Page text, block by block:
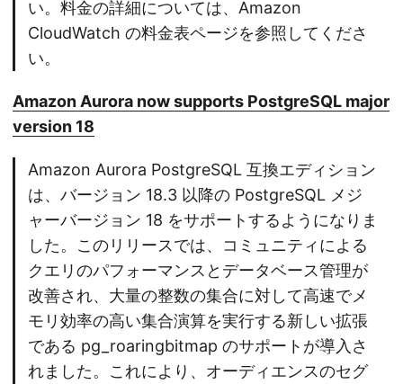
い。料金の詳細については、Amazon
CloudWatch の料金表ページを参照してくださ
い。
Amazon Aurora now supports PostgreSQL major
version 18
Amazon Aurora PostgreSQL 互換エディション
は、バージョン 18.3 以降の PostgreSQL メジ
ャーバージョン 18 をサポートするようになりま
した。このリリースでは、コミュニティによる
クエリのパフォーマンスとデータベース管理が
改善され、大量の整数の集合に対して高速でメ
モリ効率の高い集合演算を実行する新しい拡張
である pg_roaringbitmap のサポートが導入さ
れました。これにより、オーディエンスのセグ